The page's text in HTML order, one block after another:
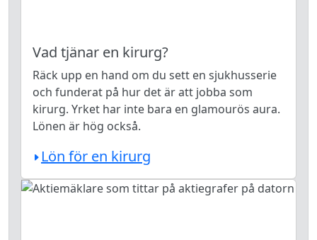
Vad tjänar en kirurg?
Räck upp en hand om du sett en sjukhusserie
och funderat på hur det är att jobba som
kirurg. Yrket har inte bara en glamourös aura.
Lönen är hög också.
Lön för en kirurg